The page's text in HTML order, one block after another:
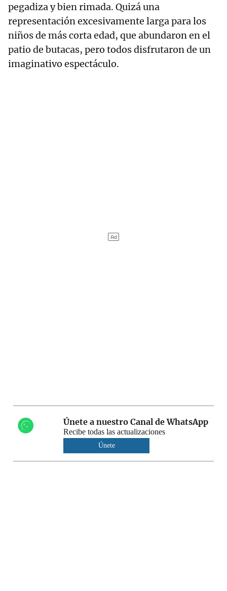
pegadiza y bien rimada. Quizá una
representación excesivamente larga para los
niños de más corta edad, que abundaron en el
patio de butacas, pero todos disfrutaron de un
imaginativo espectáculo.
Únete a nuestro Canal de WhatsApp
Recibe todas las actualizaciones
Únete